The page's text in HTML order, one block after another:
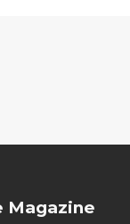
Magazine